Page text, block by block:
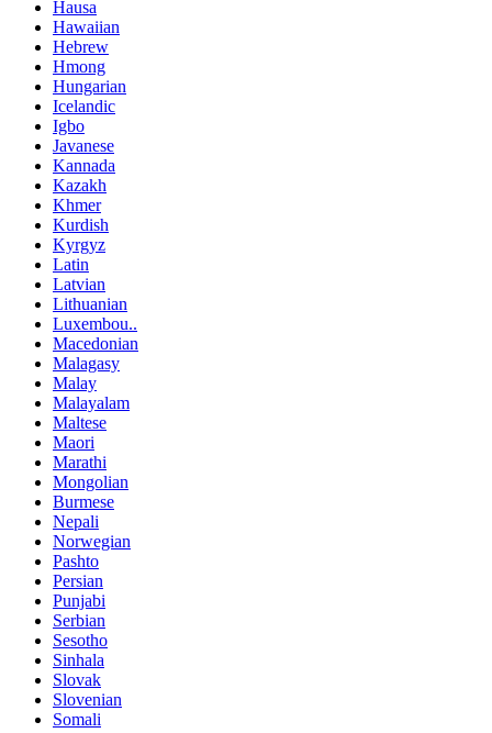
Hausa
Hawaiian
Hebrew
Hmong
Hungarian
Icelandic
Igbo
Javanese
Kannada
Kazakh
Khmer
Kurdish
Kyrgyz
Latin
Latvian
Lithuanian
Luxembou..
Macedonian
Malagasy
Malay
Malayalam
Maltese
Maori
Marathi
Mongolian
Burmese
Nepali
Norwegian
Pashto
Persian
Punjabi
Serbian
Sesotho
Sinhala
Slovak
Slovenian
Somali